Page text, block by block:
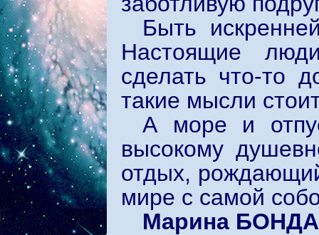
Быть
Настоящие
сделать что-то
такие мысли
А море и
высокому
отдых,
мире с самой
Марина